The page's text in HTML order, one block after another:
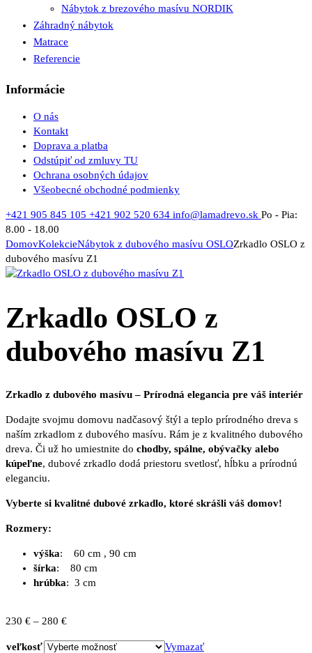
Nábytok z brezového masívu NORDIK
Záhradný nábytok
Matrace
Referencie
Informácie
O nás
Kontakt
Doprava a platba
Odstúpiť od zmluvy TU
Ochrana osobných údajov
Všeobecné obchodné podmienky
+421 905 845 105 +421 902 520 634 info@lamadrevo.sk Po - Pia:
8.00 - 18.00
DomovKolekcieNábytok z dubového masívu OSLOZrkadlo OSLO z
dubového masívu Z1
Zrkadlo OSLO z
dubového masívu Z1
Zrkadlo z dubového masívu – Prírodná elegancia pre váš interiér
Dodajte svojmu domovu nadčasový štýl a teplo prírodného dreva s
naším zrkadlom z dubového masívu. Rám je z kvalitného dubového
dreva. Či už ho umiestnite do chodby, spálne, obývačky alebo
kúpeľne, dubové zrkadlo dodá priestoru svetlosť, hĺbku a prírodnú
eleganciu.
Vyberte si kvalitné dubové zrkadlo, ktoré skrášli váš domov!
Rozmery:
výška: 60 cm , 90 cm
šírka: 80 cm
hrúbka: 3 cm
230 € – 280 €Price
230 €
veľkosť Vymazať